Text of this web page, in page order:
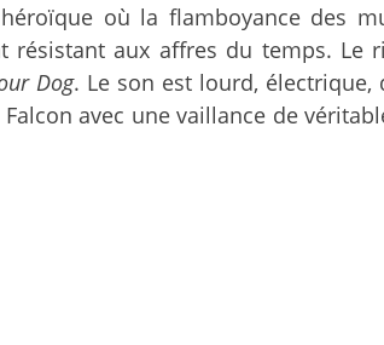
où la flamboyance des
résistant aux affres du temps. Le
Dog. Le son est lourd, électrique,
avec une vaillance de